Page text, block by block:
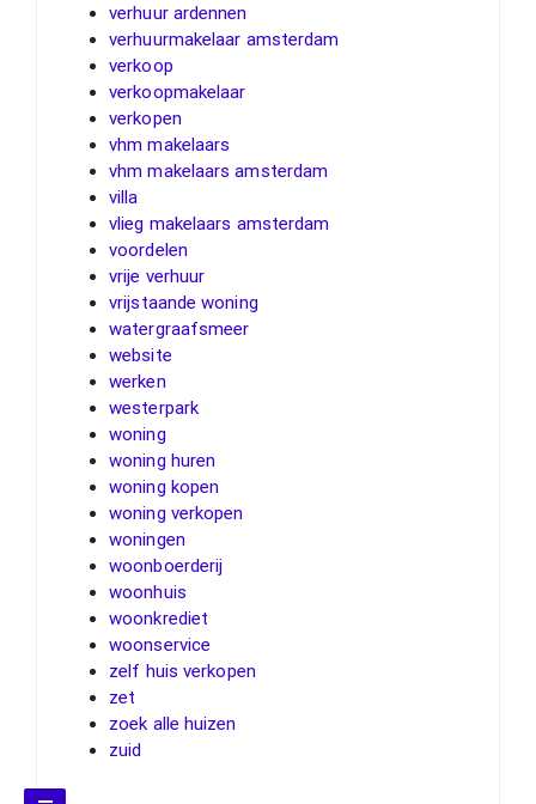
verhuur ardennen
verhuurmakelaar amsterdam
verkoop
verkoopmakelaar
verkopen
vhm makelaars
vhm makelaars amsterdam
villa
vlieg makelaars amsterdam
voordelen
vrije verhuur
vrijstaande woning
watergraafsmeer
website
werken
westerpark
woning
woning huren
woning kopen
woning verkopen
woningen
woonboerderij
woonhuis
woonkrediet
woonservice
zelf huis verkopen
zet
zoek alle huizen
zuid